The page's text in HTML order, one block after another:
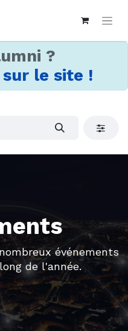
?
le site !
événements
de l'année.